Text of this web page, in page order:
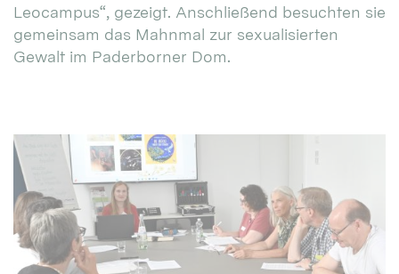
Leocampus“, gezeigt. Anschließend besuchten sie
gemeinsam das Mahnmal zur sexualisierten
Gewalt im Paderborner Dom.